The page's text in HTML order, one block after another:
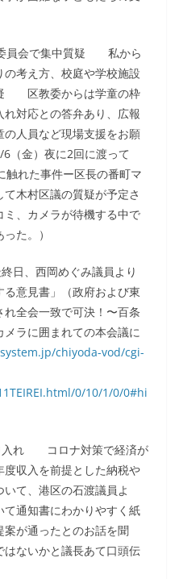
員会で集中質疑 私から
考え方、校庭や学校施設
区教委からは学童の枠
対応との答弁あり、広報
人員など現場支援をお願
金）夜に2回に渡って
触れた事件ー区長の番町マ
木村区議の質疑が予定さ
、カメラが待機する中で
た。）
日、西岡めぐみ議員より
る意見書」（政府および東
全会一致で可決！〜百条
ラに囲まれての本会議に
chiyoda-vod/cgi-
0/10/1/0/0#hi
入れ コロナ対策で経済が
収入を前提とした納税や
て、港区の石渡議員よ
て通知書にわかりやすく紙
が通ったとのお話を聞
ないかと議長あて口頭伝